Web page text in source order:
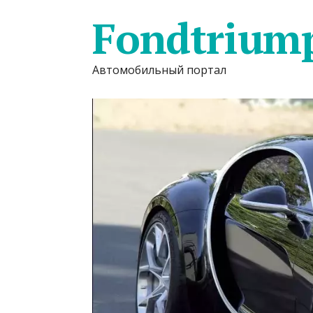
Автомобильный портал